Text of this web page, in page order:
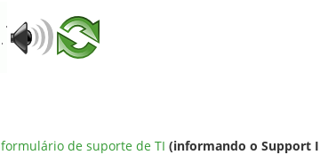
formulário de suporte de TI (informando o Support